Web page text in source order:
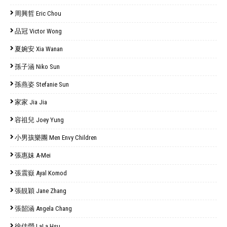
周興哲 Eric Chou
品冠 Victor Wong
夏婉安 Xia Wanan
孫子涵 Niko Sun
孫燕姿 Stefanie Sun
家家 Jia Jia
容祖兒 Joey Yung
小男孩樂團 Men Envy Children
張惠妹 A-Mei
張震嶽 Ayal Komod
張靚穎 Jane Zhang
張韶涵 Angela Chang